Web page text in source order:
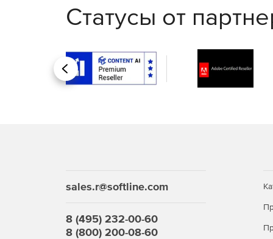
Статусы от
Назад
sales.r@softline.com
8 (495) 232-00-60
8 (800) 200-08-60